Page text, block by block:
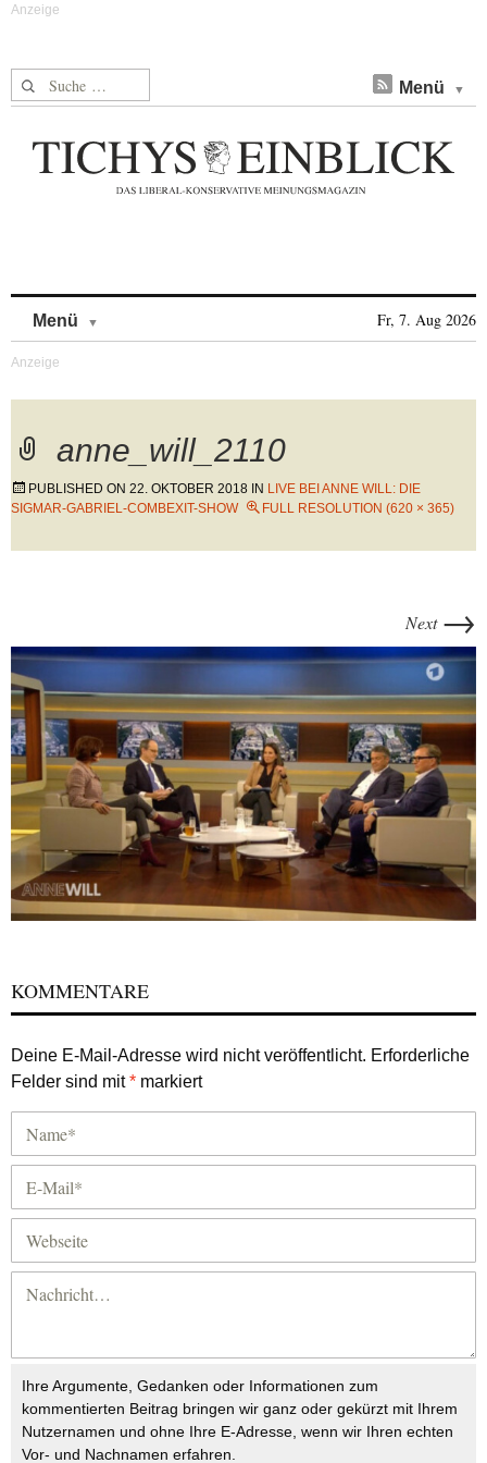
Suche nach: Menü
Menü Fr, 7. Aug 2026
anne_will_2110
PUBLISHED ON 22. OKTOBER 2018 IN LIVE BEI ANNE WILL: DIE
SIGMAR-GABRIEL-COMBEXIT-SHOW
FULL RESOLUTION (620 × 365)
Next →
KOMMENTARE
Deine E-Mail-Adresse wird nicht veröffentlicht. Erforderliche
Felder sind mit* markiert
Ihre Argumente, Gedanken oder Informationen zum
kommentierten Beitrag bringen wir ganz oder gekürzt mit Ihrem
Nutzernamen und ohne Ihre E-Adresse, wenn wir Ihren echten
Vor- und Nachnamen erfahren.